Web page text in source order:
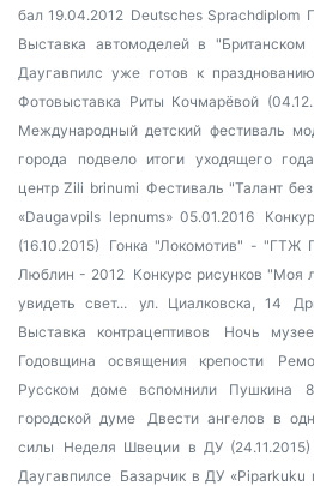
бал 19.04.2012 Deutsches Sprachdiplom
Выставка автомоделей в "Британском
Даугавпилс уже готов к
Фотовыставка Риты Кочмарёвой
Международный детский фестиваль
города подвело итоги уходящего года
центр Zili brinumi Фестиваль "Талант
«Daugavpils lepnums» 05.01.2016
(16.10.2015)
Гонка "Локомотив" - "ГТЖ
Люблин - 2012 Конкурс рисунков "Моя
увидеть свет...
ул. Циалковска, 14
Выставка контрацептивов
Ночь
Годовщина освящения крепости
Русском доме вспомнили Пушкина
городской думе
Двести ангелов в
силы
Неделя Швеции в ДУ (24.11.2015)
Даугавпилсе Базарчик в ДУ «Piparkuku